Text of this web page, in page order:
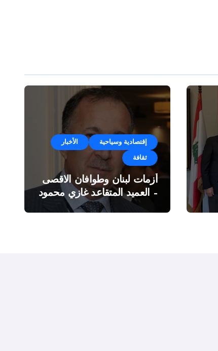
إقتصادية وسياحية الأخبار
ثقافة
أزمات لبنان وطوافان الاقصى
– العميد المتقاعد غازي محمود